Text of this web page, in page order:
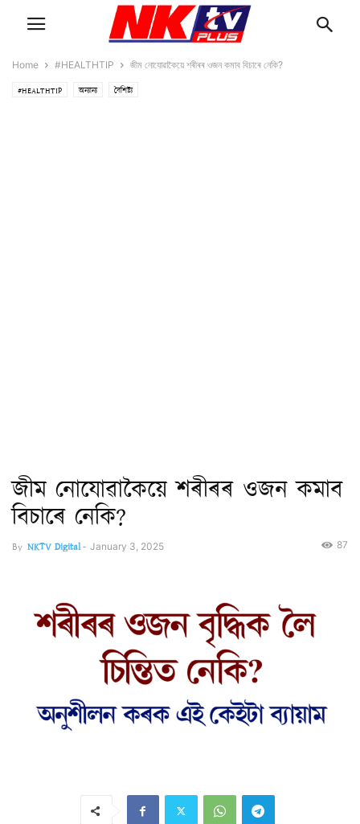
Home #HEALTHTIP জীম নোযোৱাকৈয়ে শৰীৰৰ ওজন কমাব বিচাৰে নেকি?
#HEALTHTIP অন্যান্য বৈশিষ্ট্য
জীম নোযোৱাকৈয়ে শৰীৰৰ ওজন কমাব
বিচাৰে নেকি?
By NKTV Digital- January 3, 2025 87